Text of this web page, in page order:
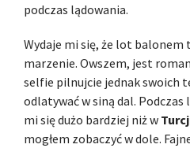
podczas lądowania.
Wydaje mi się, że lot balonem
marzenie. Owszem, jest
selfie pilnujcie jednak swoich
odlatywać w siną dal. Podczas
mi się dużo bardziej niż w
mogłem zobaczyć w dole.